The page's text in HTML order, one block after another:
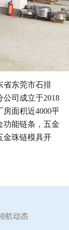
省东莞市石排
公司成立于2018
面积近4000平
功能链条，五金
金珠链模具开